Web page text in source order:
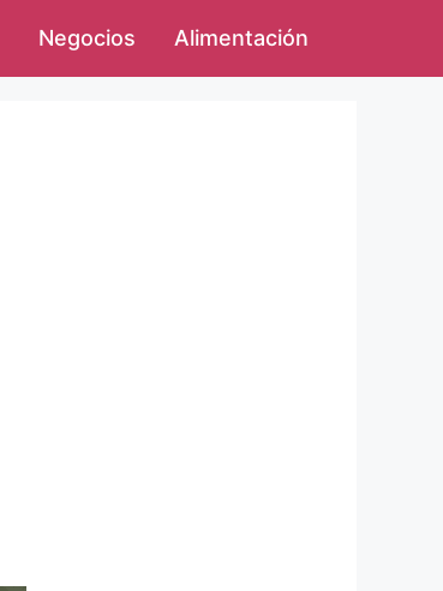
Negocios Alimentación